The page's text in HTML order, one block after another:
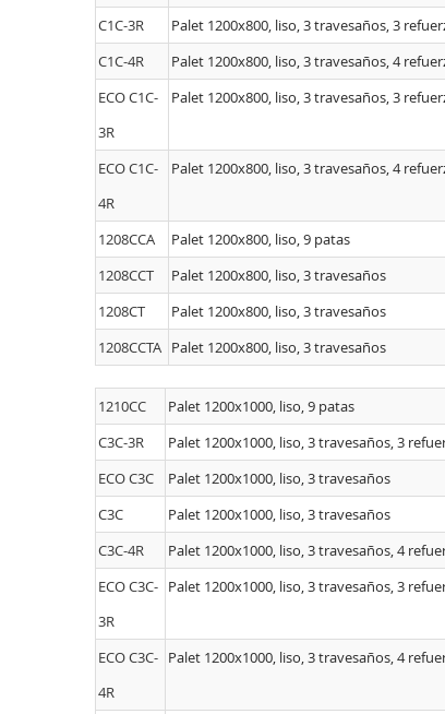
C1C-3R
Palet 1200x800, liso, 3 travesaños, 3
C1C-4R
Palet 1200x800, liso, 3 travesaños, 4
ECO C1C-
3R
Palet 1200x800, liso, 3 travesaños, 3
ECO C1C-
4R
Palet 1200x800, liso, 3 travesaños, 4
1208CCA Palet 1200x800, liso, 9 patas
1208CCT
Palet 1200x800, liso, 3 travesaños
1208CT
Palet 1200x800, liso, 3 travesaños
1208CCTA Palet 1200x800, liso, 3 travesaños
1210CC Palet 1200x1000, liso, 9 patas
C3C-3R
Palet 1200x1000, liso, 3 travesaños, 3
ECO C3C
Palet 1200x1000, liso, 3 travesaños
C3C
Palet 1200x1000, liso, 3 travesaños
C3C-4R
Palet 1200x1000, liso, 3 travesaños, 4
ECO C3C-
3R
Palet 1200x1000, liso, 3 travesaños, 3
ECO C3C-
4R
Palet 1200x1000, liso, 3 travesaños, 4